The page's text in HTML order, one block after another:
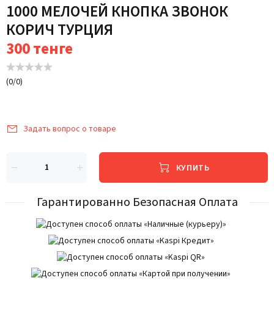
1000 МЕЛОЧЕЙ КНОПКА ЗВОНОК
КОРИЧ ТУРЦИЯ
300тенге
(0/0)
Задать вопрос о товаре
КУПИТЬ
Гарантированно Безопасная Оплата